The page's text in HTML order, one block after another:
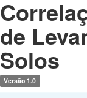
de
Solos
Versão 1.0